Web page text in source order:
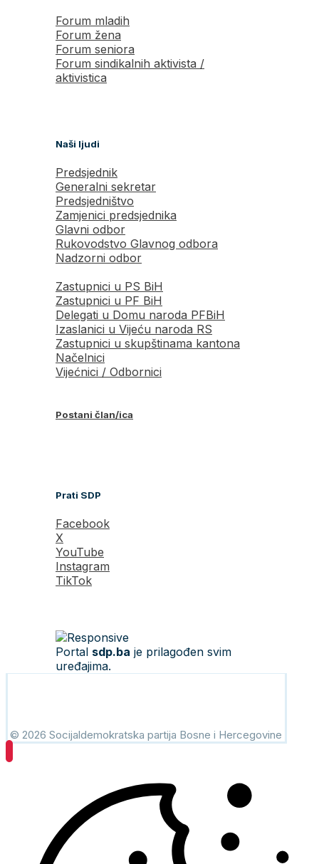
Forum mladih
Forum žena
Forum seniora
Forum sindikalnih aktivista /
aktivistica
Naši ljudi
Predsjednik
Generalni sekretar
Predsjedništvo
Zamjenici predsjednika
Glavni odbor
Rukovodstvo Glavnog odbora
Nadzorni odbor
Zastupnici u PS BiH
Zastupnici u PF BiH
Delegati u Domu naroda PFBiH
Izaslanici u Vijeću naroda RS
Zastupnici u skupštinama kantona
Načelnici
Vijećnici / Odbornici
Postani član/ica
Prati SDP
Facebook
X
YouTube
Instagram
TikTok
Portal sdp.ba je prilagođen svim
uređajima.
© 2026 Socijaldemokratska partija Bosne i Hercegovine